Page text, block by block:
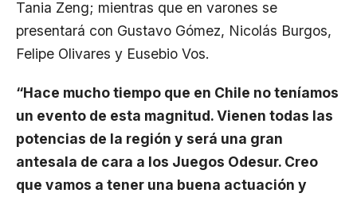
Tania Zeng; mientras que en varones se
presentará con Gustavo Gómez, Nicolás Burgos,
Felipe Olivares y Eusebio Vos.
“Hace mucho tiempo que en Chile no teníamos
un evento de esta magnitud. Vienen todas las
potencias de la región y será una gran
antesala de cara a los Juegos Odesur. Creo
que vamos a tener una buena actuación y